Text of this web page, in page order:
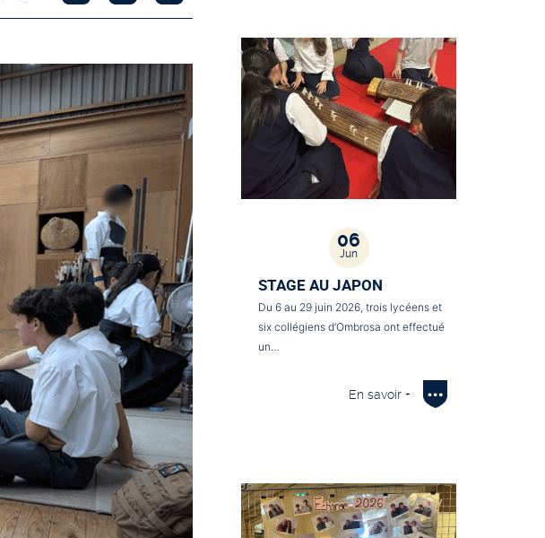
06
Jun
STAGE AU JAPON
Du 6 au 29 juin 2026, trois lycéens et
six collégiens d’Ombrosa ont effectué
un…
En savoir +